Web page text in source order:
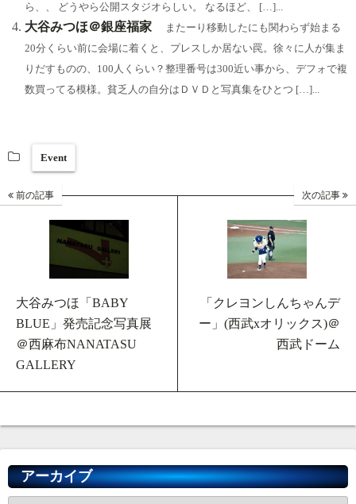
ら、、 どうやら公開スタジオらしい。 なるほど、 […]...
大谷みつほ＠銀座福家
またーり移動したにも関わらず始まる
20分くらい前に会場に着くと、プレスしか居ない罠。徐々に人が集ま
りだすものの、100人くらい？整理番号は300近い事から、デフォで複
数買ってる模様。貧乏人の自分はＤＶＤと写真集をひとつ […]...
Event
前の記事
大谷みつほ「BABY
BLUE」発売記念写真展
＠西麻布NANATASU
GALLERY
次の記事
「クレヨンしんちゃんデ
ー」(西武xオリックス)＠
西武ドーム
アーカイブ